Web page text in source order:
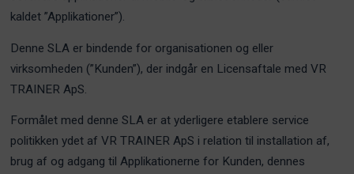
kaldet ”Applikationer”).
Denne SLA er bindende for organisationen og eller
virksomheden (”Kunden”), der indgår en Licensaftale med VR
TRAINER ApS.
Formålet med denne SLA er at yderligere etablere service
politikken ydet af VR TRAINER ApS i relation til installation af,
brug af og adgang til Applikationerne for Kunden, dennes